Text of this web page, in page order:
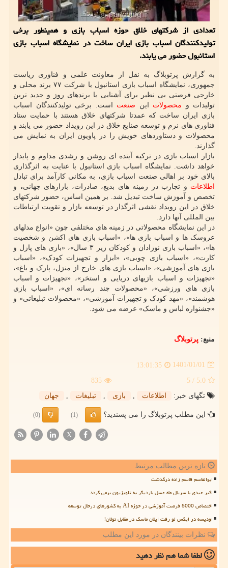
تعدادی از شرکتهای خلاق حوزه اسباب بازی و همینطور برخی
تولیدکنندگان اسباب بازی ایران ساخت در نمایشگاه اسباب بازی
استانبول حضور می یابند.
به گزارش پرتوبلاگ به نقل از معاونت علمی و فناوری ریاست
جمهوری، نمایشگاه اسباب بازی استانبول با شرکت ۷۷ برند محلی و
خارجی فرصتی بی نظیر برای آشنایی با برندهای روز و جدید ترین
تولیدات و محصولات این صنعت است. برخی تولیدکنندگان اسباب
بازی ایران ساخت که عمدتا شرکتهای خلاق هستند با حمایت ستاد
فناوری های نرم و توسعه صنایع خلاق در این رویداد حضور می یابند و
محصولات و دستاوردهای خویش را در پاویون ایران به نمایش می
گذارند.
بازار اسباب بازی در ترکیه آینده ای روشن و رشدی مداوم و پایدار
خواهد داشت. نمایشگاه اسباب بازی استانبول با عنایت به اثرگذاری
بالای خود بر اهالی صنعت اسباب بازی، به مکانی کارآمد برای تبادل
اطلاعات و تجارب در زمینه های بدیع، صادرات، بازارهای جهانی، و
تخصص و آموزش ساخت تبدیل شد. بر همین اساس، حضور شرکتهای
خلاق در این رویداد نقشی اثرگذار در توسعه بازار و تقویت ارتباطات
بین المللی آنها دارد.
در این نمایشگاه محصولاتی در زمینه های مختلفی چون «انواع مدلهای
عروسک ها و اسباب بازی ها»، «اسباب بازی های اکشن و شخصیت
ها»، «اسباب بازی نوزادان و کودکان زیر ۳ سال»، «بازی های پازل و
کارت»، «اسباب بازی چوبی»، «ابزار و تجهیزات کودک»، «اسباب
بازی های آموزشی»، «اسباب بازی های خارج از منزل، پارک و باغ»،
«تجهیزات و اسباب بازیهای دریایی و استخر»، «تجهیزات و اسباب
بازی های ورزشی»، «محصولات چند رسانه ای»، «اسباب بازی
هوشمند»، «مهد کودک و تجهیزات آموزشی»، «محصولات تبلیغاتی» و
«جشنواره لباس و ماسک» عرضه می شود.
منبع: پرتوبلاگ
1401/01/01
13:01:35
5.0
/ 5
835
تگهای خبر:
اطلاعات بازی تبلیغات جهان
این مطلب پرتوبلاگ را می پسندید؟ (1)
(0)
X
تازه ترین مطالب مرتبط
ابوالقاسم قاسم زاده درگذشت
اکبر عبدی با سریال ماه عسل باردیگر به تلویزیون برمی گردد
اختصاص 5000 فرصت آموزشی در حوزه AI به کشورهای درحال توسعه
اودیسه در ایکس لو رفت ایلان ماسک در مقابل نولان!
نظرات بینندگان در مورد این مطلب
لطفا شما همنظر دهید